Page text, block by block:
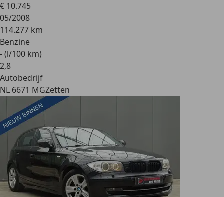
€ 10.745
05/2008
114.277 km
Benzine
- (l/100 km)
2,8
Autobedrijf
NL 6671 MGZetten